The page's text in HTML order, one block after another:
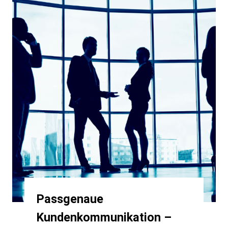
Passgenaue
Kundenkommunikation –